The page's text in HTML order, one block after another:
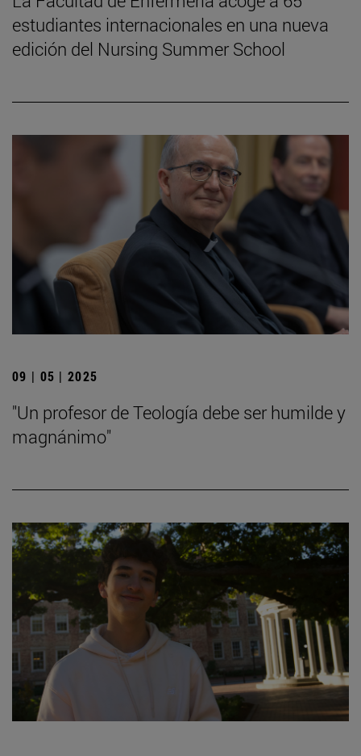
estudiantes internacionales en una nueva
edición del Nursing Summer School
09 | 05 | 2025
"Un profesor de Teología debe ser humilde y
magnánimo"